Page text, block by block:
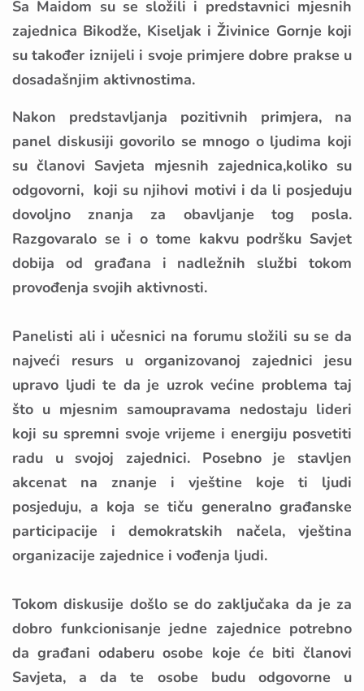
Sa Maidom su se složili i predstavnici mjesnih
zajednica Bikodže, Kiseljak i Živinice Gornje koji
su također iznijeli i svoje primjere dobre prakse u
dosadašnjim aktivnostima.
Nakon predstavljanja pozitivnih primjera, na
panel diskusiji govorilo se mnogo o ljudima koji
su članovi Savjeta mjesnih zajednica,koliko su
odgovorni, koji su njihovi motivi i da li posjeduju
dovoljno znanja za obavljanje tog posla.
Razgovaralo se i o tome kakvu podršku Savjet
dobija od građana i nadležnih službi tokom
provođenja svojih aktivnosti.
Panelisti ali i učesnici na forumu složili su se da
najveći resurs u organizovanoj zajednici jesu
upravo ljudi te da je uzrok većine problema taj
što u mjesnim samoupravama nedostaju lideri
koji su spremni svoje vrijeme i energiju posvetiti
radu u svojoj zajednici. Posebno je stavljen
akcenat na znanje i vještine koje ti ljudi
posjeduju, a koja se tiču generalno građanske
participacije i demokratskih načela, vještina
organizacije zajednice i vođenja ljudi.
Tokom diskusije došlo se do zaključaka da je za
dobro funkcionisanje jedne zajednice potrebno
da građani odaberu osobe koje će biti članovi
Savjeta, a da te osobe budu odgovorne u